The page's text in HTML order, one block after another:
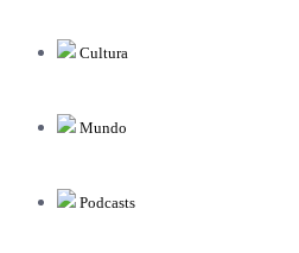
Cultura
Mundo
Podcasts